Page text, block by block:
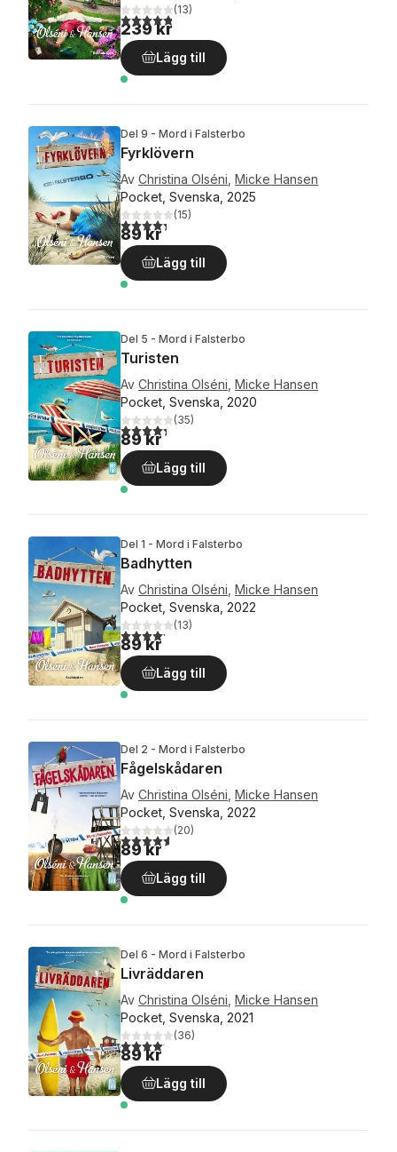
4,8utav 5 stjärnor. Totalt antal röster:
(13)
239 kr
Lägg till
Del 9 - Mord i Falsterbo
Fyrklövern
Av Christina Olséni Micke Hansen
Pocket, Svenska, 2025
4,3utav 5 stjärnor. Totalt antal röster:
(15)
89 kr
Lägg till
Del 5 - Mord i Falsterbo
Turisten
Av Christina Olséni Micke Hansen
Pocket, Svenska, 2020
4,3utav 5 stjärnor. Totalt antal röster:
(35)
89 kr
Lägg till
Del 1 - Mord i Falsterbo
Badhytten
Av Christina Olséni Micke Hansen
Pocket, Svenska, 2022
4,2utav 5 stjärnor. Totalt antal röster:
(13)
89 kr
Lägg till
Del 2 - Mord i Falsterbo
Fågelskådaren
Av Christina Olséni Micke Hansen
Pocket, Svenska, 2022
4,6utav 5 stjärnor. Totalt antal röster:
(20)
89 kr
Lägg till
Del 6 - Mord i Falsterbo
Livräddaren
Av Christina Olséni Micke Hansen
Pocket, Svenska, 2021
4,1utav 5 stjärnor. Totalt antal röster:
(36)
89 kr
Lägg till